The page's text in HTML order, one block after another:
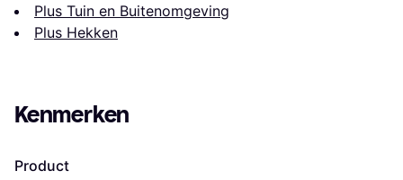
Plus Tuin en Buitenomgeving
Plus Hekken
Kenmerken
Product